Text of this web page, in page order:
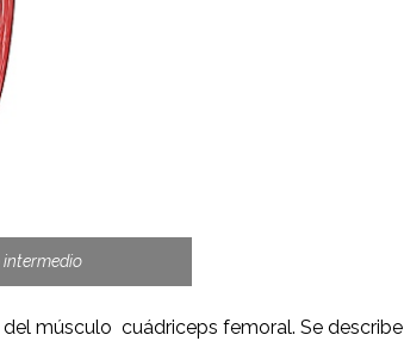
músculo cuádriceps femoral. Se describe